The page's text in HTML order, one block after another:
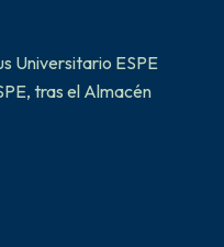
Universitario ESPE
tras el Almacén